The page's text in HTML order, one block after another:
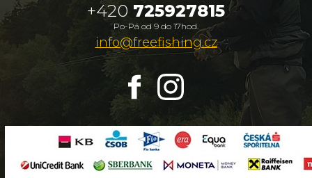
+420 725927815
Po-Pá od 9 do 17hod.
info@freefishing.cz